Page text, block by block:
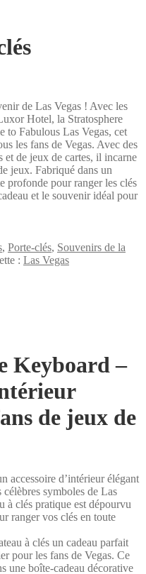
de Las Vegas ! Avec les
Hotel, la Stratosphere
to Fabulous Las Vegas, cet
les fans de Vegas. Avec des
et de jeux de cartes, il incarne
jeux. Fabriqué dans un
profonde pour ranger les clés
et le souvenir idéal pour
, Porte-clés, Souvenirs de la
: Las Vegas
Keyboard –
de jeux de
accessoire d’intérieur élégant
symboles de Las
à clés pratique est dépourvu
ranger vos clés en toute
à clés un cadeau parfait
pour les fans de Vegas. Ce
une boîte-cadeau décorative